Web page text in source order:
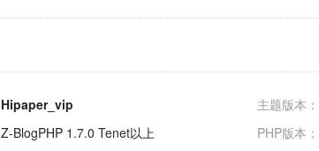
Hipaper_vip 主题版本：
Z-BlogPHP 1.7.0 Tenet以上 PHP版本：